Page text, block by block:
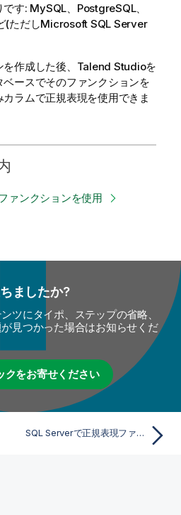
す: MySQL、PostgreSQL、
(ただしMicrosoft SQL Server
作成した後、 Talend Studioを
ースでそのファンクションを
ラムで正規表現を使用できま
ァンクションを使用
ましたか?
ツにタイポ、ステップの省略、
見つかった場合はお知らせくだ
クをお寄せください
SQL Serverで正規表現ファンクションを使用